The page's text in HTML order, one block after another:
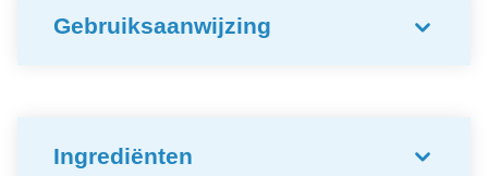
Gebruiksaanwijzing
Ingrediënten